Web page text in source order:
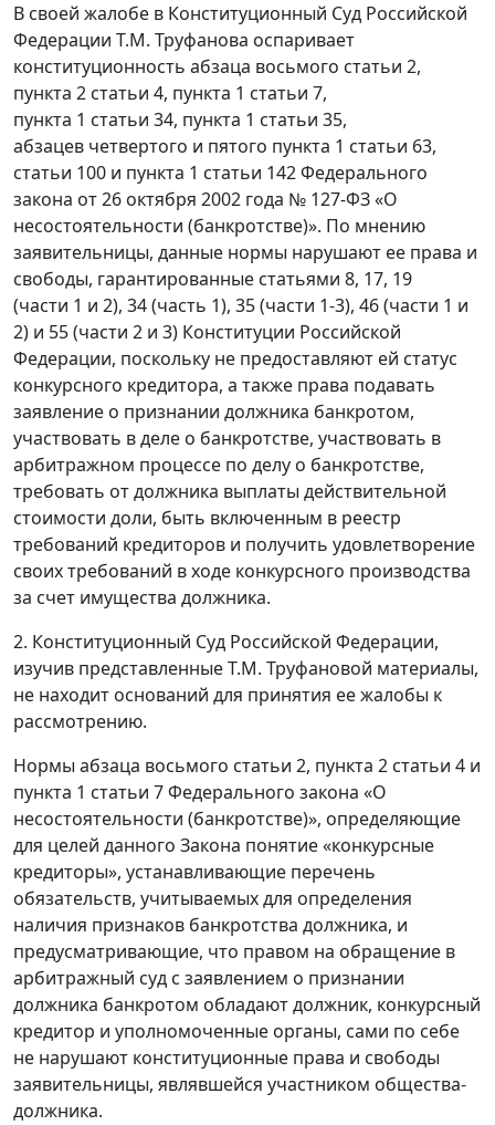
В своей жалобе в Конституционный Суд Российской
Федерации Т.М. Труфанова оспаривает
конституционность абзаца восьмого статьи 2,
пункта 2 статьи 4, пункта 1 статьи 7,
пункта 1 статьи 34, пункта 1 статьи 35,
абзацев четвертого и пятого пункта 1 статьи 63,
статьи 100 и пункта 1 статьи 142 Федерального
закона от 26 октября 2002 года № 127-ФЗ «О
несостоятельности (банкротстве)». По мнению
заявительницы, данные нормы нарушают ее права и
свободы, гарантированные статьями 8, 17, 19
(части 1 и 2), 34 (часть 1), 35 (части 1-3), 46 (части 1 и
2) и 55 (части 2 и 3) Конституции Российской
Федерации, поскольку не предоставляют ей статус
конкурсного кредитора, а также права подавать
заявление о признании должника банкротом,
участвовать в деле о банкротстве, участвовать в
арбитражном процессе по делу о банкротстве,
требовать от должника выплаты действительной
стоимости доли, быть включенным в реестр
требований кредиторов и получить удовлетворение
своих требований в ходе конкурсного производства
за счет имущества должника.
2. Конституционный Суд Российской Федерации,
изучив представленные Т.М. Труфановой материалы,
не находит оснований для принятия ее жалобы к
рассмотрению.
Нормы абзаца восьмого статьи 2, пункта 2 статьи 4 и
пункта 1 статьи 7 Федерального закона «О
несостоятельности (банкротстве)», определяющие
для целей данного Закона понятие «конкурсные
кредиторы», устанавливающие перечень
обязательств, учитываемых для определения
наличия признаков банкротства должника, и
предусматривающие, что правом на обращение в
арбитражный суд с заявлением о признании
должника банкротом обладают должник, конкурсный
кредитор и уполномоченные органы, сами по себе
не нарушают конституционные права и свободы
заявительницы, являвшейся участником общества-
должника.